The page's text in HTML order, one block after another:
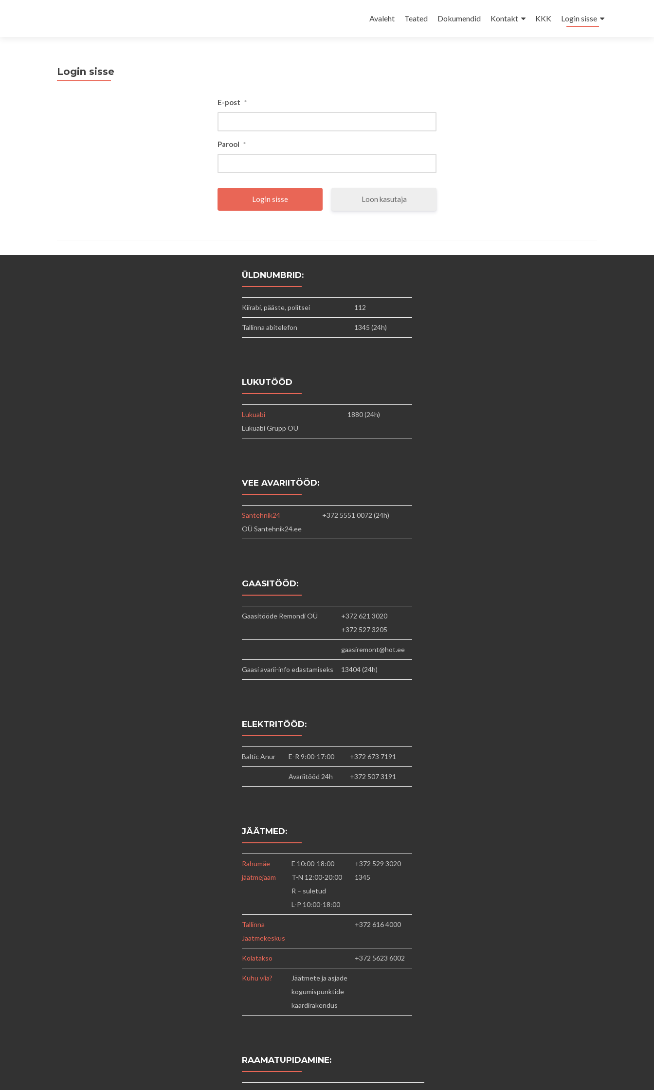
to
Avaleht Teated Dokumendid Kontakt KKK Login sisse
Login sisse
E-post *
Parool *
Loon kasutaja
ÜLDNUMBRID:
Kiirabi, pääste, politsei 112
Tallinna abitelefon 1345 (24h)
LUKUTÖÖD
Lukuabi
Lukuabi Grupp OÜ
1880 (24h)
VEE AVARIITÖÖD:
Santehnik24
OÜ Santehnik24.ee
+372 5551 0072 (24h)
GAASITÖÖD:
Gaasitööde Remondi OÜ
+372 621 3020
+372 527 3205
gaasiremont@hot.ee
Gaasi avarii-info edastamiseks 13404 (24h)
ELEKTRITÖÖD:
Baltic Anur E-R 9:00-17:00 +372 673 7191
Avariitööd 24h +372 507 3191
JÄÄTMED:
Rahumäe
jäätmejaam
E 10:00-18:00
T-N 12:00-20:00
R – suletud
L-P 10:00-18:00
+372 529 3020
1345
Tallinna
Jäätmekeskus
+372 616 4000
Kolatakso +372 5623 6002
Kuhu viia?
Jäätmete ja asjade
kogumispunktide
kaardirakendus
RAAMATUPIDAMINE: